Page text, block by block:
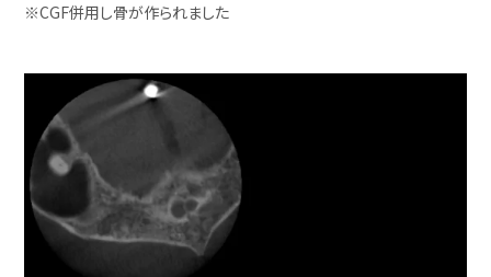
※CGF併用し骨が作られました